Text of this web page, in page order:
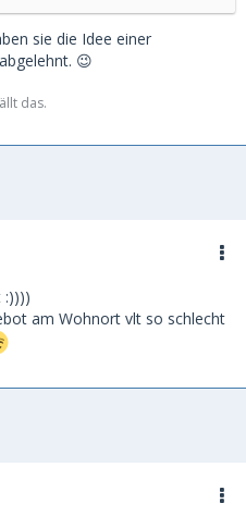
sie die Idee einer
😉
das.
:))))
am Wohnort vlt so schlecht